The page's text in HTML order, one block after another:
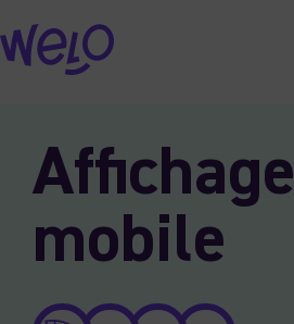
contentAffichage
mobile